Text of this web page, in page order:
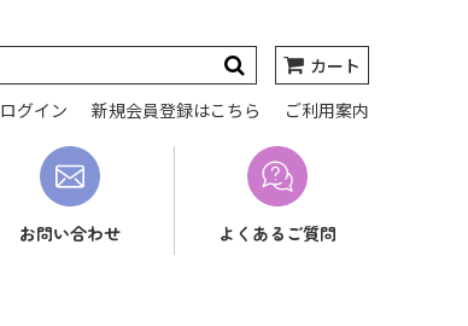
カート
ログイン
新規会員登録はこちら ご利用案内
お問い合わせ よくあるご質問